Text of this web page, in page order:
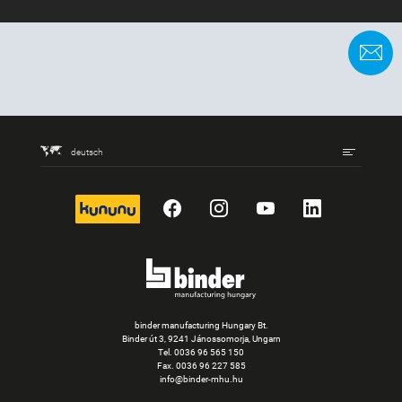
deutsch
kununu FacebookInstagram
YouTubeLinkedIn
binder manufacturing Hungary Bt.
Binder út 3, 9241 Jánossomorja, Ungarn
Tel. 0036 96 565 150
Fax. 0036 96 227 585
info@binder-mhu.hu